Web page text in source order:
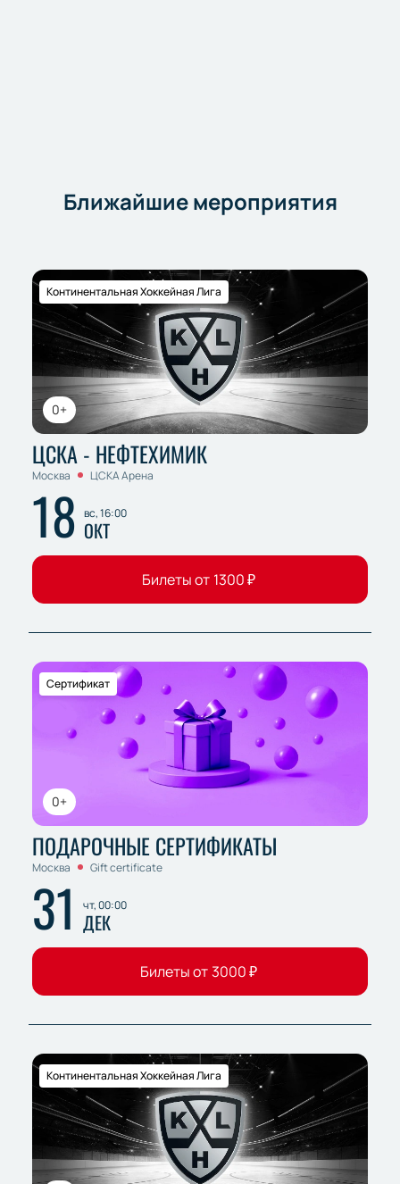
Ближайшие мероприятия
0+
Континентальная Хоккейная Лига
ЦСКА - НЕФТЕХИМИК
Москва ЦСКА Арена
18 вс, 16:00
ОКТ
Билеты от 1300₽
0+
Сертификат
ПОДАРОЧНЫЕ СЕРТИФИКАТЫ
Москва Gift certificate
31 чт, 00:00
ДЕК
Билеты от 3000₽
Континентальная Хоккейная Лига